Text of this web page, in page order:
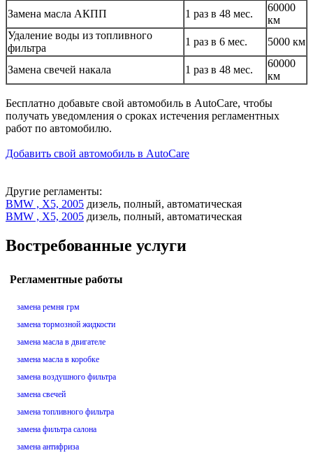
Замена масла АКПП
1 раз в 48 мес.
60000
км
Удаление воды из топливного
фильтра
1 раз в 6 мес. 5000 км
Замена свечей накала 1 раз в 48 мес.
60000
км
Бесплатно добавьте свой автомобиль в AutoCare, чтобы
получать уведомления о сроках истечения регламентных
работ по автомобилю.
Добавить свой автомобиль в AutoCare
Другие регламенты:
BMW , X5, 2005 дизель, полный, автоматическая
BMW , X5, 2005 дизель, полный, автоматическая
Востребованные услуги
Регламентные работы
замена ремня грм
замена тормозной жидкости
замена масла в двигателе
замена масла в коробке
замена воздушного фильтра
замена свечей
замена топливного фильтра
замена фильтра салона
замена антифриза